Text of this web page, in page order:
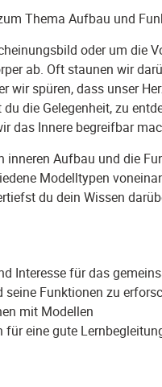
Thema Aufbau und
oder um die
ab. Oft staunen wir
wir spüren, dass unser
die Gelegenheit, zu
das Innere begreifbar
inneren Aufbau und die
Modelltypen
du dein Wissen
Interesse für das
seine Funktionen zu
mit Modellen
für eine gute